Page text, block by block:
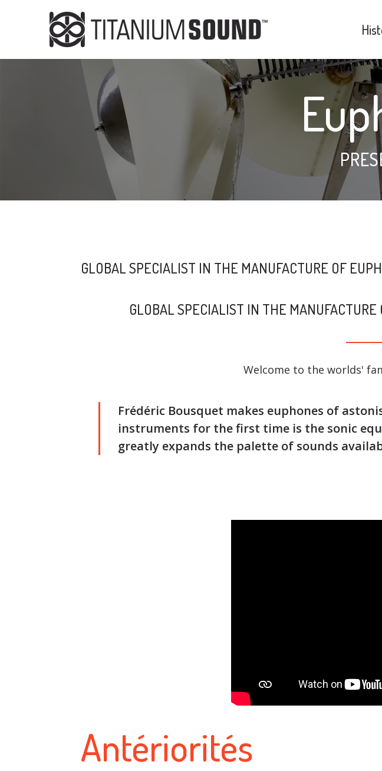
GLOBAL SPECIALIST IN THE MANUFACTURE OF
GLOBAL SPECIALIST IN THE
Welcome to the worlds'
Frédéric Bousquet makes euphones of
instruments for the first time is the sonic
greatly expands the palette of sounds
Antériorités